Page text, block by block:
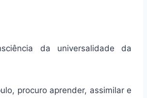
da universalidade da
procuro aprender, assimilar e